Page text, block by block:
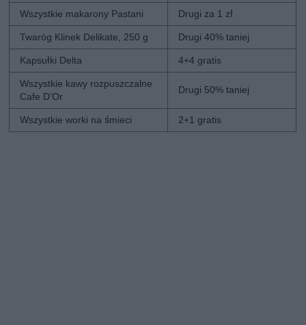
Wszystkie makarony Pastani Drugi za 1 zł
Twaróg Klinek Delikate, 250 g Drugi 40% taniej
Kapsułki Delta 4+4 gratis
Wszystkie kawy rozpuszczalne
Cafe D’Or
Drugi 50% taniej
Wszystkie worki na śmieci 2+1 gratis